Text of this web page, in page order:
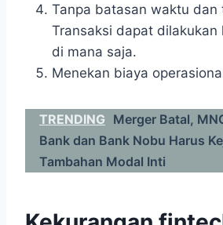
Tanpa batasan waktu dan
Transaksi dapat dilakukan
di mana saja.
Menekan biaya
TRENDING Merger Batal,
Bank dan Bank Nobu Harus
Tambahan Modal Inti